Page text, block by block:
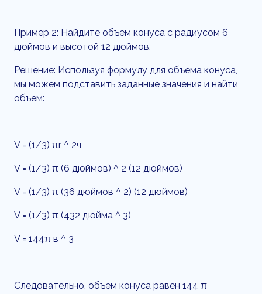
Пример 2: Найдите объем конуса с радиусом 6
дюймов и высотой 12 дюймов.
Решение: Используя формулу для объема конуса,
мы можем подставить заданные значения и найти
объем:
V = (1/3) πr ^ 2ч
V = (1/3) π (6 дюймов) ^ 2 (12 дюймов)
V = (1/3) π (36 дюймов ^ 2) (12 дюймов)
V = (1/3) π (432 дюйма ^ 3)
V = 144π в ^ 3
Следовательно, объем конуса равен 144 π